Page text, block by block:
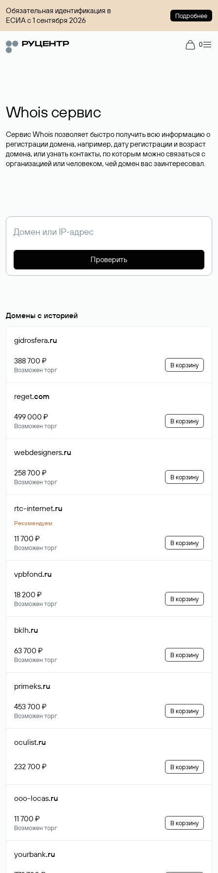
Обязательная идентификация в
ЕСИА с 1 сентября 2026
Подробнее
0
Whois сервис
Сервис Whois позволяет быстро получить всю информацию о
регистрации домена, например, дату регистрации и возраст
домена, или узнать контакты, по которым можно связаться с
организацией или человеком, чей домен вас заинтересовал.
Проверить
Домены с историей
gidrosfera.ru
388 700 ₽
Возможен торг
В корзину
reget.com
499 000 ₽
Возможен торг
В корзину
webdesigners.ru
258 700 ₽
Возможен торг
В корзину
rtc-internet.ru
Рекомендуем
11 700 ₽
Возможен торг
В корзину
vpbfond.ru
18 200 ₽
Возможен торг
В корзину
bklh.ru
63 700 ₽
Возможен торг
В корзину
primeks.ru
453 700 ₽
Возможен торг
В корзину
oculist.ru
232 700 ₽ В корзину
ooo-locas.ru
11 700 ₽
Возможен торг
В корзину
yourbank.ru